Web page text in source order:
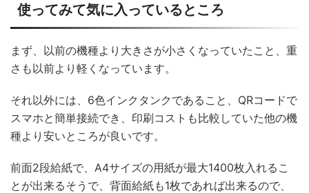
使ってみて気に入っているところ
まず、以前の機種より大きさが小さくなっていたこと、重
さも以前より軽くなっています。
それ以外には、6色インクタンクであること、QRコードで
スマホと簡単接続でき、印刷コストも比較していた他の機
種より安いところが良いです。
前面2段給紙で、A4サイズの用紙が最大1400枚入れるこ
とが出来るそうで、背面給紙も1枚であれば出来るので、